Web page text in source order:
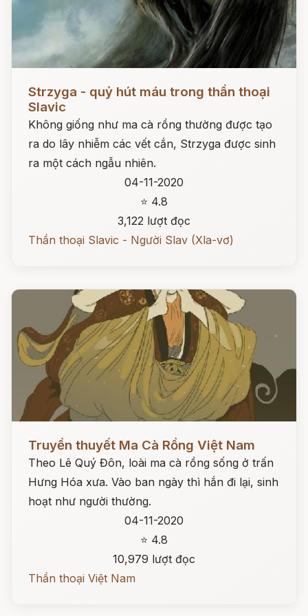
Strzyga - quỷ hút máu trong thần thoại
Slavic
Không giống như ma cà rồng thường được tạo
ra do lây nhiễm các vết cắn, Strzyga được sinh
ra một cách ngẫu nhiên.
04-11-2020
⭐ 4.8
3,122 lượt đọc
Thần thoại Slavic - Người Slav (Xla-vơ)
Đọc ngay
Truyền thuyết Ma Cà Rồng Việt Nam
Theo Lê Quý Đôn, loài ma cà rồng sống ở trấn
Hưng Hóa xưa. Vào ban ngày thì hắn đi lại, sinh
hoạt như người thường.
04-11-2020
⭐ 4.8
10,979 lượt đọc
Thần thoại Việt Nam